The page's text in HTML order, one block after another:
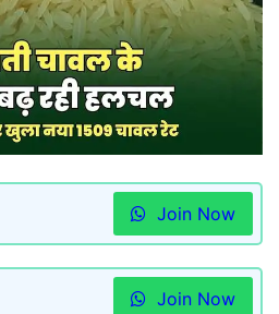
Join Now
Join Now